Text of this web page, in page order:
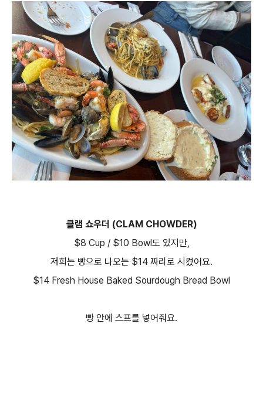
클램 쇼우더 (CLAM CHOWDER)
$8 Cup / $10 Bowl도 있지만,
저희는 빵으로 나오는 $14 짜리로 시켰어요.
$14 Fresh House Baked Sourdough Bread Bowl
빵 안에 스프를 넣어줘요.